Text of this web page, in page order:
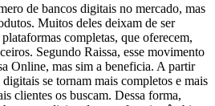
de bancos digitais no mercado, mas
Muitos deles deixam de ser
completas, que oferecem,
Segundo Raissa, esse movimento
Online, mas sim a beneficia. A partir
se tornam mais completos e mais
clientes os buscam. Dessa forma,